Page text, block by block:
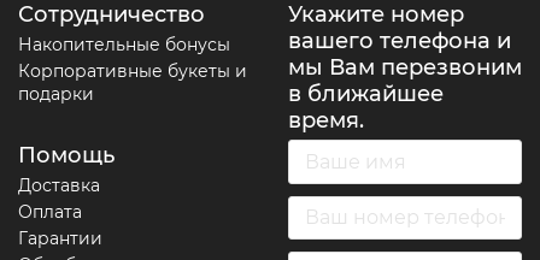
Сотрудничество
Накопительные бонусы
Корпоративные букеты и
подарки
Помощь
Доставка
Оплата
Гарантии
Укажите номер
вашего телефона и
мы Вам перезвоним
в ближайшее
время.